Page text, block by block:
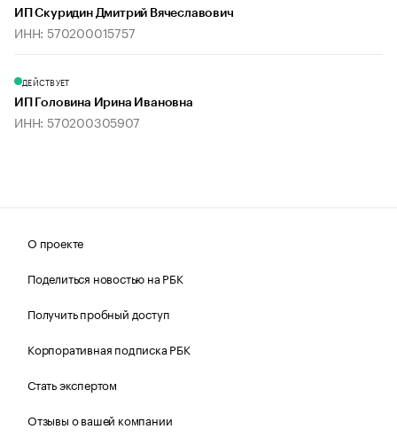
ИП Скуридин Дмитрий Вячеславович
ИНН: 570200015757
ДЕЙСТВУЕТ
ИП Головина Ирина Ивановна
ИНН: 570200305907
О проекте
Поделиться новостью на РБК
Получить пробный доступ
Корпоративная подписка РБК
Стать экспертом
Отзывы о вашей компании